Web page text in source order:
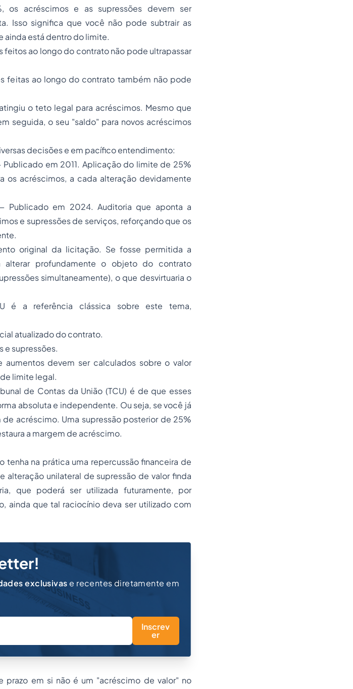
acréscimos e as supressões devem ser
Isso significa que você não pode subtrair as
ainda está dentro do limite.
feitos ao longo do contrato não pode ultrapassar
feitas ao longo do contrato também não pode
o teto legal para acréscimos. Mesmo que
seguida, o seu "saldo" para novos acréscimos
decisões e em pacífico entendimento:
Publicado em 2011. Aplicação do limite de 25%
os acréscimos, a cada alteração devidamente
Publicado em 2024. Auditoria que aponta a
e supressões de serviços, reforçando que os
original da licitação. Se fosse permitida a
alterar profundamente o objeto do contrato
simultaneamente), o que desvirtuaria o
é a referência clássica sobre este tema,
atualizado do contrato.
e supressões.
devem ser calculados sobre o valor
limite legal.
de Contas da União (TCU) é de que esses
absoluta e independente. Ou seja, se você já
acréscimo. Uma supressão posterior de 25%
a margem de acréscimo.
tenha na prática uma repercussão financeira de
alteração unilateral de supressão de valor finda
que poderá ser utilizada futuramente, por
ainda que tal raciocínio deva ser utilizado com
exclusivas e recentes diretamente em
Inscrev
er
prazo em si não é um "acréscimo de valor" no